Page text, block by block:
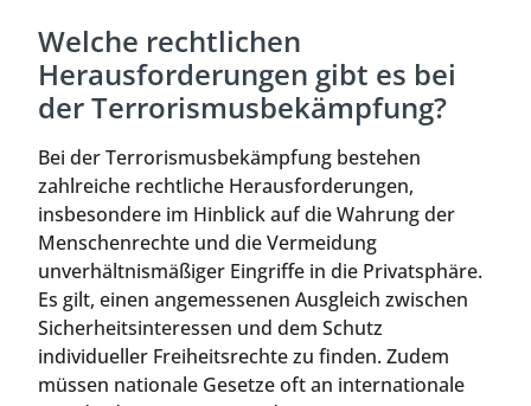
Welche rechtlichen
Herausforderungen gibt es bei
der Terrorismusbekämpfung?
Bei der Terrorismusbekämpfung bestehen
zahlreiche rechtliche Herausforderungen,
insbesondere im Hinblick auf die Wahrung der
Menschenrechte und die Vermeidung
unverhältnismäßiger Eingriffe in die Privatsphäre.
Es gilt, einen angemessenen Ausgleich zwischen
Sicherheitsinteressen und dem Schutz
individueller Freiheitsrechte zu finden. Zudem
müssen nationale Gesetze oft an internationale